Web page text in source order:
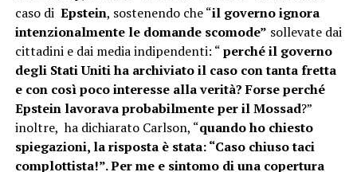
caso di Epstein, sostenendo che “il governo ignora
intenzionalmente le domande scomode” sollevate dai
cittadini e dai media indipendenti: “perché il governo
degli Stati Uniti ha archiviato il caso con tanta fretta
e con così poco interesse alla verità? Forse perché
Epstein lavorava probabilmente per il Mossad?”
inoltre, ha dichiarato Carlson, “quando ho chiesto
spiegazioni, la risposta è stata: “Caso chiuso taci
complottista!”. Per me e sintomo di una copertura